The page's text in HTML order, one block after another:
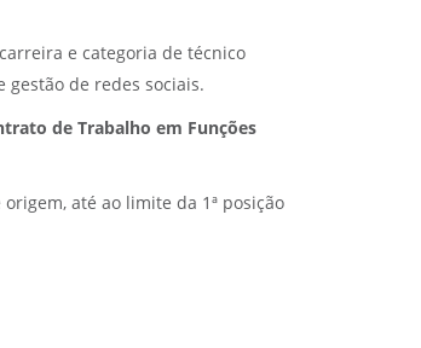
e categoria de técnico
gestão de redes sociais.
de Trabalho em Funções
até ao limite da 1ª posição